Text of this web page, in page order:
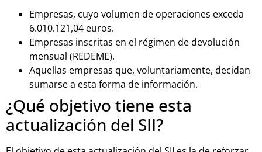
Empresas, cuyo volumen de operaciones exceda
6.010.121,04 euros.
Empresas inscritas en el régimen de devolución
mensual (REDEME).
Aquellas empresas que, voluntariamente, decidan
sumarse a esta forma de información.
¿Qué objetivo tiene esta
actualización del SII?